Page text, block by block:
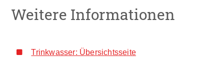
Weitere Informationen
Trinkwasser: Übersichtsseite